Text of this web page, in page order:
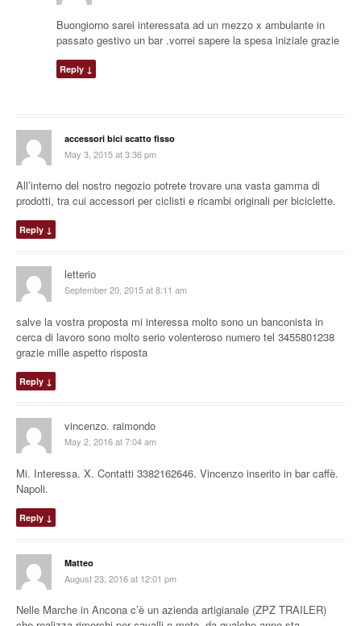
Buongiorno sarei interessata ad un mezzo x ambulante in
passato gestivo un bar .vorrei sapere la spesa iniziale grazie
Reply ↓
accessori bici scatto fisso
May 3, 2015 at 3:36 pm
All’interno del nostro negozio potrete trovare una vasta gamma di
prodotti, tra cui accessori per ciclisti e ricambi originali per biciclette.
Reply ↓
letterio
September 20, 2015 at 8:11 am
salve la vostra proposta mi interessa molto sono un banconista in
cerca di lavoro sono molto serio volenteroso numero tel 3455801238
grazie mille aspetto risposta
Reply ↓
vincenzo. raimondo
May 2, 2016 at 7:04 am
Mi. Interessa. X. Contatti 3382162646. Vincenzo inserito in bar caffè.
Napoli.
Reply ↓
Matteo
August 23, 2016 at 12:01 pm
Nelle Marche in Ancona c’è un azienda artigianale (ZPZ TRAILER)